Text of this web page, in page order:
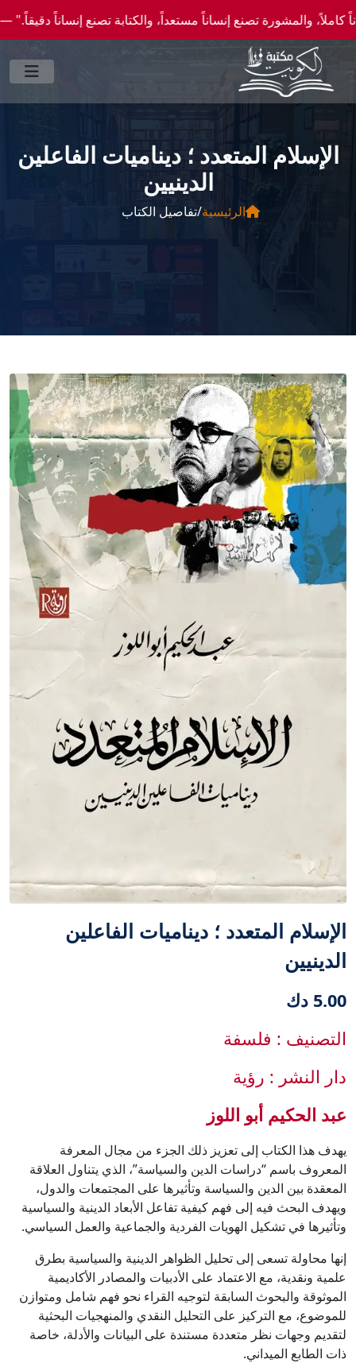
تصنع إنساناً مستعداً، والكتابة تصنع إنساناً دقيقاً." —احصل علي عروض وخصومات
الإسلام المتعدد ؛ ديناميات الفاعلين
الدينيين
الرئيسية/تفاصيل الكتاب
الإسلام المتعدد ؛ ديناميات الفاعلين
الدينيين
5.00 دك
التصنيف : فلسفة
دار النشر : رؤية
عبد الحكيم أبو اللوز
يهدف هذا الكتاب إلى تعزيز ذلك الجزء من مجال المعرفة
المعروف باسم “دراسات الدين والسياسة”، الذي يتناول العلاقة
المعقدة بين الدين والسياسة وتأثيرها على المجتمعات والدول،
ويهدف البحث فيه إلى فهم كيفية تفاعل الأبعاد الدينية والسياسية
وتأثيرها في تشكيل الهويات الفردية والجماعية والعمل السياسي.
إنها محاولة تسعى إلى تحليل الظواهر الدينية والسياسية بطرق
علمية ونقدية، مع الاعتماد على الأدبيات والمصادر الأكاديمية
الموثوقة والبحوث السابقة لتوجيه القراء نحو فهم شامل ومتوازن
للموضوع، مع التركيز على التحليل النقدي والمنهجيات البحثية
لتقديم وجهات نظر متعددة مستندة على البيانات والأدلة، خاصة
ذات الطابع الميداني.